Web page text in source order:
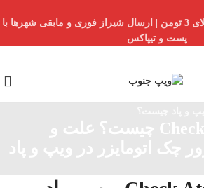
ارسال رایگان برای خرید بالای 3 تومن | ارسال شیراز فوری و مابقی شهرها با
پست و تیپاکس